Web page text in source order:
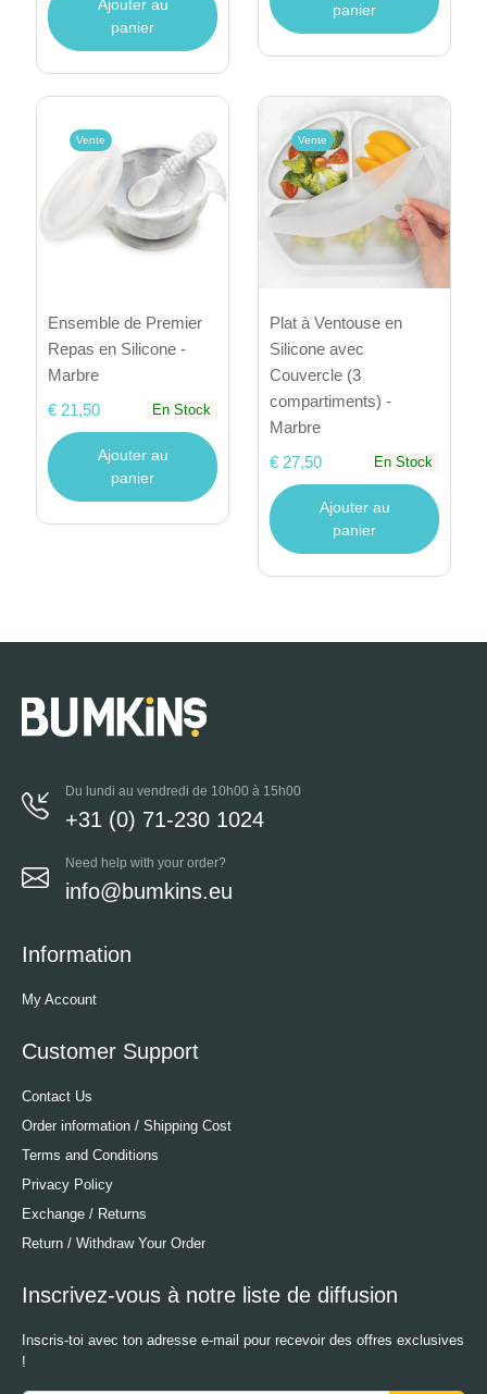
Ajouter au
panier
panier
Vente
Ensemble de Premier
Repas en Silicone -
Marbre
€ 21,50
En Stock
Ajouter au
panier
Vente
Plat à Ventouse en
Silicone avec
Couvercle (3
compartiments) -
Marbre
€ 27,50
En Stock
Ajouter au
panier
Du lundi au vendredi de 10h00 à 15h00
+31 (0) 71-230 1024
Need help with your order?
info@bumkins.eu
Information
My Account
Customer Support
Contact Us
Order information / Shipping Cost
Terms and Conditions
Privacy Policy
Exchange / Returns
Return / Withdraw Your Order
Inscrivez-vous à notre liste de diffusion
Inscris-toi avec ton adresse e-mail pour recevoir des offres exclusives
!